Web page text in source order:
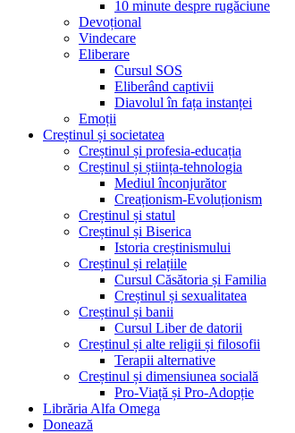
10 minute despre rugăciune
Devoțional
Vindecare
Eliberare
Cursul SOS
Eliberând captivii
Diavolul în fața instanței
Emoții
Creștinul și societatea
Creștinul și profesia-educația
Creștinul și știința-tehnologia
Mediul înconjurător
Creaționism-Evoluționism
Creștinul și statul
Creștinul și Biserica
Istoria creștinismului
Creștinul și relațiile
Cursul Căsătoria și Familia
Creștinul și sexualitatea
Creștinul și banii
Cursul Liber de datorii
Creștinul și alte religii și filosofii
Terapii alternative
Creștinul și dimensiunea socială
Pro-Viață și Pro-Adopție
Librăria Alfa Omega
Donează